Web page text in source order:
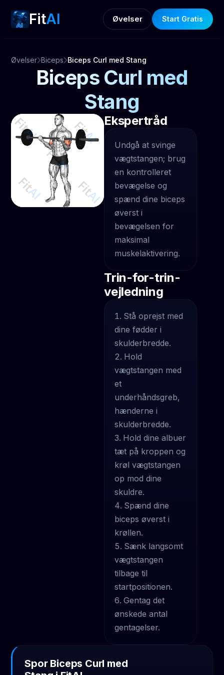
FitAI Øvelser Start Gratis
Øvelser Biceps Biceps Curl med Stang
Biceps Curl med
Stang
Ekspertråd
Undgå at svinge
vægtstangen; brug
en kontrolleret
bevægelse og
spænd dine biceps
øverst i
bevægelsen for
maksimal
muskelaktivering.
Trin-for-trin-
vejledning
Stå oprejst med
dine fødder i
skulderbredde.
Hold
vægtstangen med
et
underhåndsgreb,
hænderne i
skulderbredde.
Hold dine albuer
tæt på kroppen og
krøl vægtstangen
op mod dine
skuldre.
Spænd dine
biceps øverst i
krøllen.
Sænk langsomt
vægtstangen
tilbage til
startpositionen.
Gentag det
ønskede antal
gentagelser.
Spor Biceps Curl med